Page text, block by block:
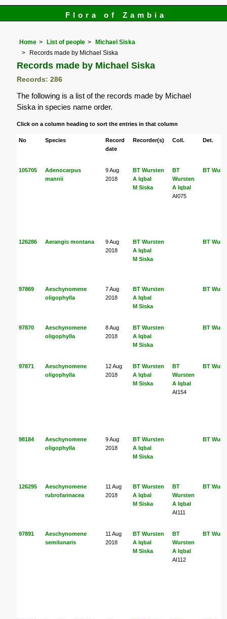
Flora of Zambia
Home List of people
Michael Siska
Records made by Michael Siska
Records made by Michael Siska
Records: 286
The following is a list of the records made by Michael
Siska in species name order.
Click on a column heading to sort the entries in that column
No Species
Record
date
Recorder(s) Coll. Det.
105705
Adenocarpus
mannii
9 Aug
2018
BT Wursten
A Iqbal
M Siska
BT
Wursten
A Iqbal
AI075
BT
126286 Aerangis montana
9 Aug
2018
BT Wursten
A Iqbal
M Siska
BT
97869
Aeschynomene
oligophylla
7 Aug
2018
BT Wursten
A Iqbal
M Siska
BT
97870
Aeschynomene
oligophylla
8 Aug
2018
BT Wursten
A Iqbal
M Siska
BT
97871
Aeschynomene
oligophylla
12 Aug
2018
BT Wursten
A Iqbal
M Siska
BT
Wursten
A Iqbal
AI154
BT
98184
Aeschynomene
oligophylla
9 Aug
2018
BT Wursten
A Iqbal
M Siska
BT
126295
Aeschynomene
rubrofarinacea
11 Aug
2018
BT Wursten
A Iqbal
M Siska
BT
Wursten
A Iqbal
AI111
BT
97891
Aeschynomene
semilunaris
11 Aug
2018
BT Wursten
A Iqbal
M Siska
BT
Wursten
A Iqbal
AI112
BT